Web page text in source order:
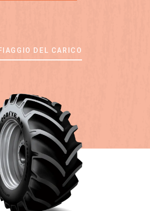
DEL CARICO